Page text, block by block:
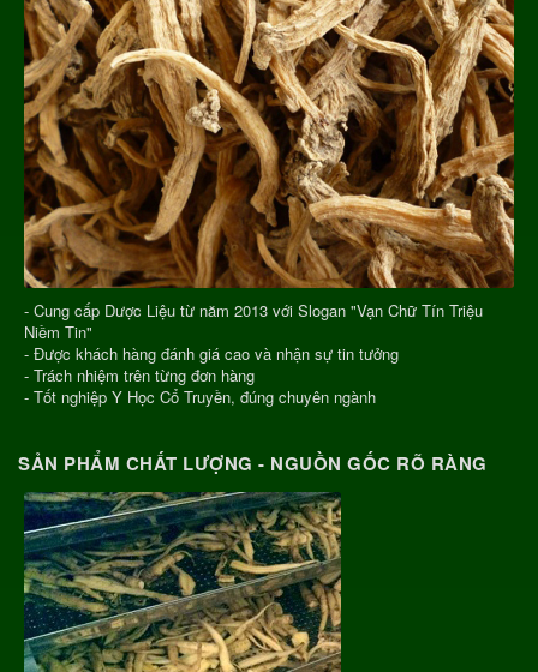
- Cung cấp Dược Liệu từ năm 2013 với Slogan "Vạn Chữ Tín Triệu
Niềm Tin"
- Được khách hàng đánh giá cao và nhận sự tin tưởng
- Trách nhiệm trên từng đơn hàng
- Tốt nghiệp Y Học Cổ Truyền, đúng chuyên ngành
SẢN PHẨM CHẤT LƯỢNG - NGUỒN GỐC RÕ RÀNG